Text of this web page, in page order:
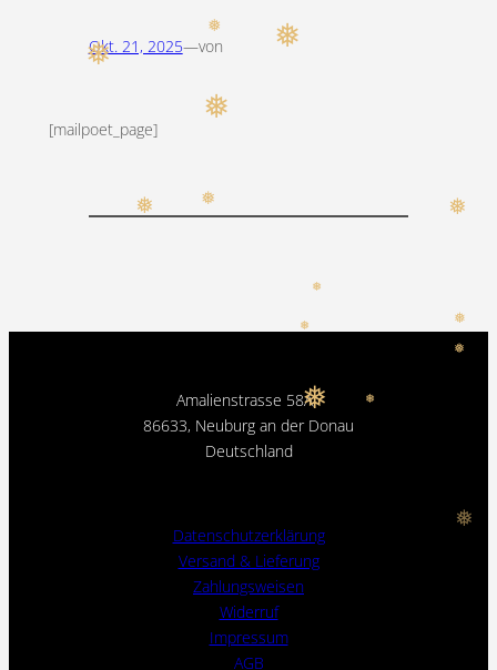
❅
❅
❅
❅
❅
❅
❅
❅
❅
❅
❅
❅
❅
❅
Okt. 21, 2025—von
[mailpoet_page]
Amalienstrasse 58A,
86633, Neuburg an der Donau
Deutschland
Datenschutzerklärung
Versand & Lieferung
Zahlungsweisen
Widerruf
Impressum
AGB